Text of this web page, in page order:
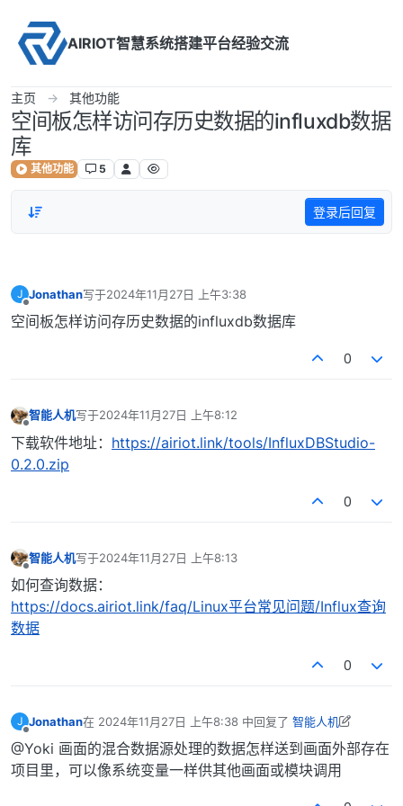
AIRIOT智慧系统搭建平台经验交流
主页 其他功能
空间板怎样访问存历史数据的influxdb数据
库
其他功能 5
登录后回复
J
离线
Jonathan写于2024年11月27日 上午3:38
最后由 编辑
空间板怎样访问存历史数据的influxdb数据库
0
智能人机写于2024年11月27日 上午8:12
最后由 编辑
下载软件地址： https://airiot.link/tools/InfluxDBStudio-
0.2.0.zip
0
智能人机写于2024年11月27日 上午8:13
最后由 编辑
如何查询数据：
https://docs.airiot.link/faq/Linux平台常见问题/Influx查询
数据
0
J Jonathan在 2024年11月27日 上午8:38 中回复了 智能人机
最后由 Jonathan 编辑 2024年11月28日 上午9:41
@Yoki 画面的混合数据源处理的数据怎样送到画面外部存在
项目里，可以像系统变量一样供其他画面或模块调用